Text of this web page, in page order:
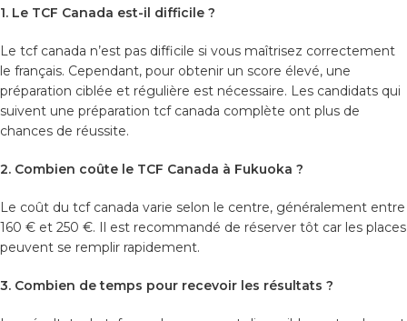
1. Le TCF Canada est-il difficile ?
Le tcf canada n’est pas difficile si vous maîtrisez correctement
le français. Cependant, pour obtenir un score élevé, une
préparation ciblée et régulière est nécessaire. Les candidats qui
suivent une préparation tcf canada complète ont plus de
chances de réussite.
2. Combien coûte le TCF Canada à Fukuoka ?
Le coût du tcf canada varie selon le centre, généralement entre
160 € et 250 €. Il est recommandé de réserver tôt car les places
peuvent se remplir rapidement.
3. Combien de temps pour recevoir les résultats ?